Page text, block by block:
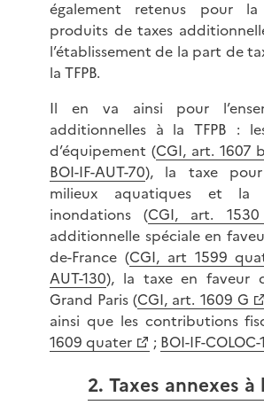
également retenus pour
produits de taxes
l’établissement de la part de
la TFPB.
Il en va ainsi pour
additionnelles à la TFPB :
d’équipement (CGI, art. 1607
BOI-IF-AUT-70), la taxe
milieux aquatiques et la
inondations (CGI, art.
additionnelle spéciale en
de-France (CGI, art 1599
AUT-130), la taxe en faveur
Grand Paris (CGI, art. 1609 G
ainsi que les contributions
1609 quater
; BOI-IF-
2. Taxes annexes à